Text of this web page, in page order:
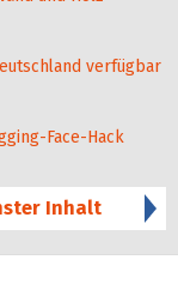
verfügbar
Face-Hack
Inhalt